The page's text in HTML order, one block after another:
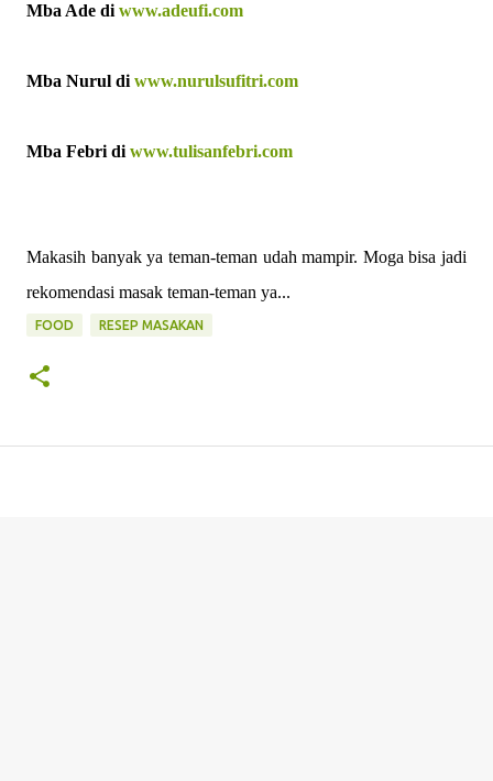
Mba Ade diwww.adeufi.com
Mba Nurul diwww.nurulsufitri.com
Mba Febri diwww.tulisanfebri.com
Makasih banyak ya teman-teman udah mampir. Moga bisa jadi
rekomendasi masak teman-teman ya...
FOOD RESEP MASAKAN